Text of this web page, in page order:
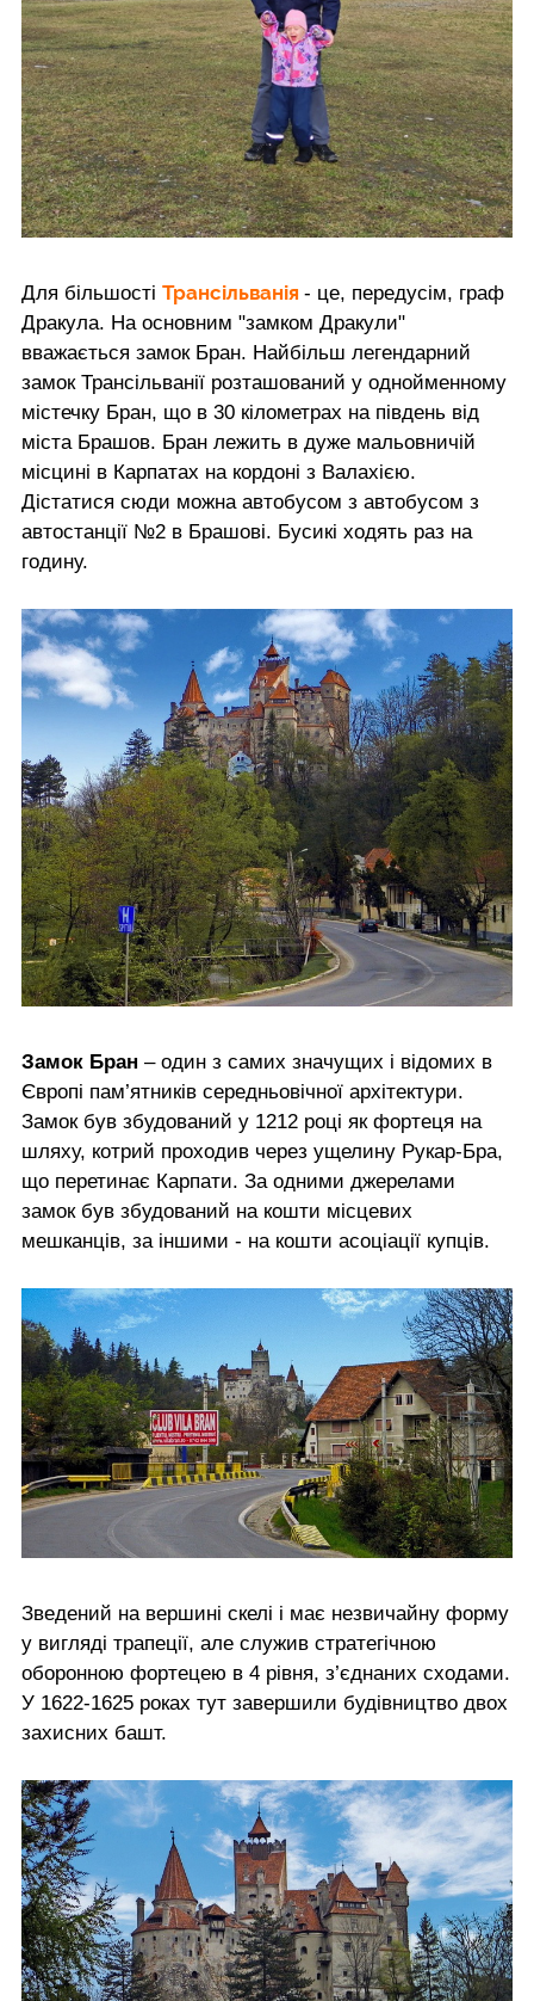
Для більшості Трансільванія - це, передусім, граф
Дракула. На основним "замком Дракули"
вважається замок Бран. Найбільш легендарний
замок Трансільванії розташований у однойменному
містечку Бран, що в 30 кілометрах на південь від
міста Брашов. Бран лежить в дуже мальовничій
місцині в Карпатах на кордоні з Валахією.
Дістатися сюди можна автобусом з автобусом з
автостанції №2 в Брашові. Бусикі ходять раз на
годину.
Замок Бран – один з самих значущих і відомих в
Європі пам’ятників середньовічної архітектури.
Замок був збудований у 1212 році як фортеця на
шляху, котрий проходив через ущелину Рукар-Бра,
що перетинає Карпати. За одними джерелами
замок був збудований на кошти місцевих
мешканців, за іншими - на кошти асоціації купців.
Зведений на вершині скелі і має незвичайну форму
у вигляді трапеції, але служив стратегічною
оборонною фортецею в 4 рівня, з’єднаних сходами.
У 1622-1625 роках тут завершили будівництво двох
захисних башт.